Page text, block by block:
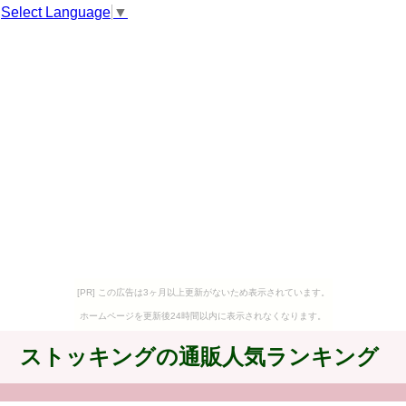
Select Language ▼
[PR] この広告は3ヶ月以上更新がないため表示されています。
ホームページを更新後24時間以内に表示されなくなります。
ストッキングの通販人気ランキング